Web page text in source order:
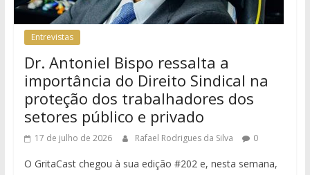
Entrevistas
Dr. Antoniel Bispo ressalta a
importância do Direito Sindical na
proteção dos trabalhadores dos
setores público e privado
17 de julho de 2026 Rafael Rodrigues da Silva 0
O GritaCast chegou à sua edição #202 e, nesta semana,